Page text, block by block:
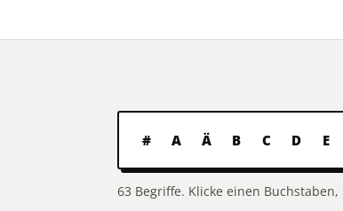
# A Ä B C D E
63 Begriffe. Klicke einen